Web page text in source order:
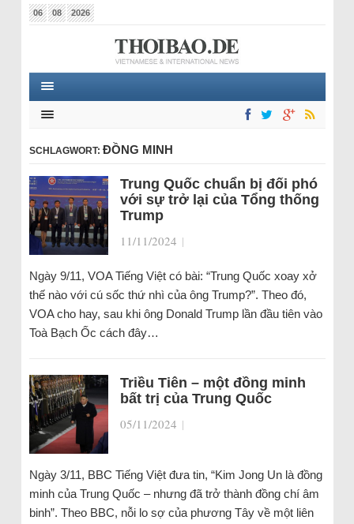
06 08 2026
SCHLAGWORT: ĐỒNG MINH
Trung Quốc chuẩn bị đối phó
với sự trở lại của Tổng thống
Trump
11/11/2024 |
Ngày 9/11, VOA Tiếng Việt có bài: “Trung Quốc xoay xở
thế nào với cú sốc thứ nhì của ông Trump?”. Theo đó,
VOA cho hay, sau khi ông Donald Trump lần đầu tiên vào
Toà Bạch Ốc cách đây…
Triều Tiên – một đồng minh
bất trị của Trung Quốc
05/11/2024 |
Ngày 3/11, BBC Tiếng Việt đưa tin, “Kim Jong Un là đồng
minh của Trung Quốc – nhưng đã trở thành đồng chí âm
binh”. Theo BBC, nỗi lo sợ của phương Tây về một liên